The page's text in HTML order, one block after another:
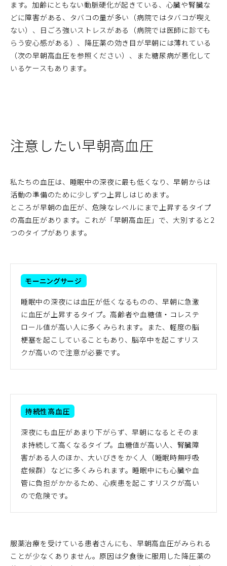
ます。加齢にともない動脈硬化が起きている、心臓や腎臓な
どに障害がある、タバコの量が多い（病院ではタバコが喫え
ない）、日ごろ強いストレスがある（病院では医師に診ても
らう安心感がある）、降圧薬の効き目が早朝には薄れている
（次の早朝高血圧を参照ください）、また糖尿病が悪化して
いるケースもあります。
注意したい早朝高血圧
私たちの血圧は、睡眠中の深夜に最も低くなり、早朝からは
活動の準備のために少しずつ上昇しはじめます。
ところが早朝の血圧が、危険なレベルにまで上昇するタイプ
の高血圧があります。これが「早朝高血圧」で、大別すると2
つのタイプがあります。
モーニングサージ
睡眠中の深夜には血圧が低くなるものの、早朝に急激
に血圧が上昇するタイプ。高齢者や血糖値・コレステ
ロール値が高い人に多くみられます。また、軽度の脳
梗塞を起こしていることもあり、脳卒中を起こすリス
クが高いので注意が必要です。
持続性高血圧
深夜にも血圧があまり下がらず、早朝になるとそのま
ま持続して高くなるタイプ。血糖値が高い人、腎臓障
害がある人のほか、大いびきをかく人（睡眠時無呼吸
症候群）などに多くみられます。睡眠中にも心臓や血
管に負担がかかるため、心疾患を起こすリスクが高い
ので危険です。
服薬治療を受けている患者さんにも、早朝高血圧がみられる
ことが少なくありません。原因は夕食後に服用した降圧薬の